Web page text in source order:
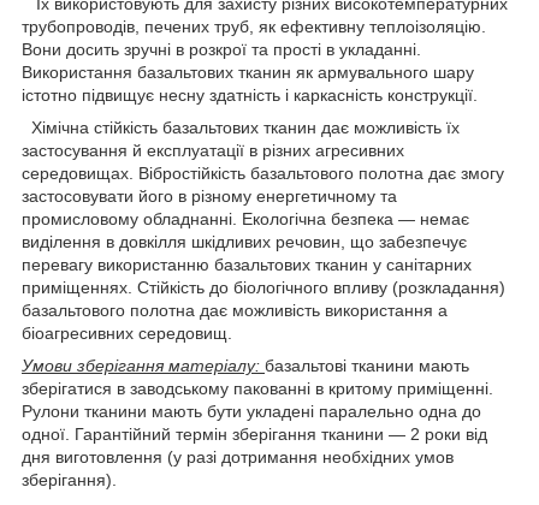
трубопроводів, печених труб, як ефективну теплоізоляцію.
Вони досить зручні в розкрої та прості в укладанні.
Використання базальтових тканин як армувального шару
істотно підвищує несну здатність і каркасність конструкції.
Хімічна стійкість базальтових тканин дає можливість їх
застосування й експлуатації в різних агресивних
середовищах. Вібростійкість базальтового полотна дає змогу
застосовувати його в різному енергетичному та
промисловому обладнанні. Екологічна безпека — немає
виділення в довкілля шкідливих речовин, що забезпечує
перевагу використанню базальтових тканин у санітарних
приміщеннях. Стійкість до біологічного впливу (розкладання)
базальтового полотна дає можливість використання а
біоагресивних середовищ.
Умови зберігання матеріалу: базальтові тканини мають
зберігатися в заводському пакованні в критому приміщенні.
Рулони тканини мають бути укладені паралельно одна до
одної. Гарантійний термін зберігання тканини — 2 роки від
дня виготовлення (у разі дотримання необхідних умов
зберігання).